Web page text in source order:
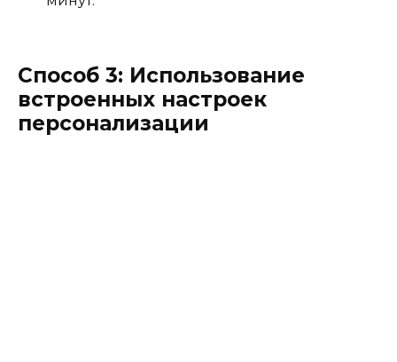
Способ 3: Использование
встроенных настроек
персонализации